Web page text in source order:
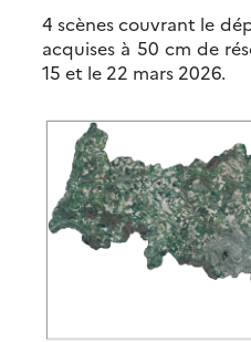
4 scènes couvrant le
acquises à 50 cm de
15 et le 22 mars 2026.